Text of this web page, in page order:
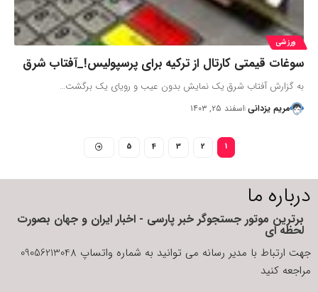
ورزشی
سوغات قیمتی کارتال از ترکیه برای پرسپولیس!_آفتاب شرق
به گزارش آفتاب شرق یک نمایش بدون عیب و رویای یک برگشت…
مریم یزدانی اسفند ۲۵, ۱۴۰۳
1
2
3
4
5
درباره ما
برترین موتور جستجوگر خبر پارسی - اخبار ایران و جهان بصورت
لحظه ای
جهت ارتباط با مدیر رسانه می توانید به شماره واتساپ 09056213048
مراجعه کنید